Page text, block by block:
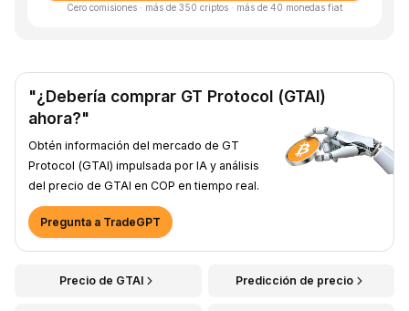
Cero comisiones · más de 350 criptos · más de 40 monedas fiat
"¿Debería comprar GT Protocol (GTAI)
ahora?"
Obtén información del mercado de GT
Protocol (GTAI) impulsada por IA y análisis
del precio de GTAI en COP en tiempo real.
Pregunta a TradeGPT
Precio de GTAI Predicción de precio